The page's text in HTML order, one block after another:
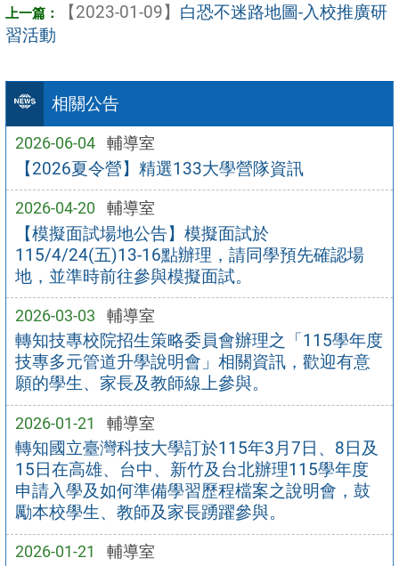
相關公告
2026-06-04 輔導室
【2026夏令營】精選133大學營隊資訊
2026-04-20 輔導室
【模擬面試場地公告】模擬面試於
115/4/24(五)13-16點辦理，請同學預先確認場
地，並準時前往參與模擬面試。
2026-03-03 輔導室
轉知技專校院招生策略委員會辦理之「115學年度
技專多元管道升學說明會」相關資訊，歡迎有意
願的學生、家長及教師線上參與。
2026-01-21 輔導室
轉知國立臺灣科技大學訂於115年3月7日、8日及
15日在高雄、台中、新竹及台北辦理115學年度
申請入學及如何準備學習歷程檔案之說明會，鼓
勵本校學生、教師及家長踴躍參與。
2026-01-21 輔導室
【2023-01-09】 白恐不迷路地圖-入校推廣研
習活動